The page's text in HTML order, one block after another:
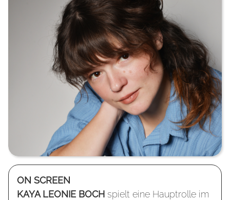
ON SCREEN
KAYA LEONIE BOCH spielt eine Hauptrolle im